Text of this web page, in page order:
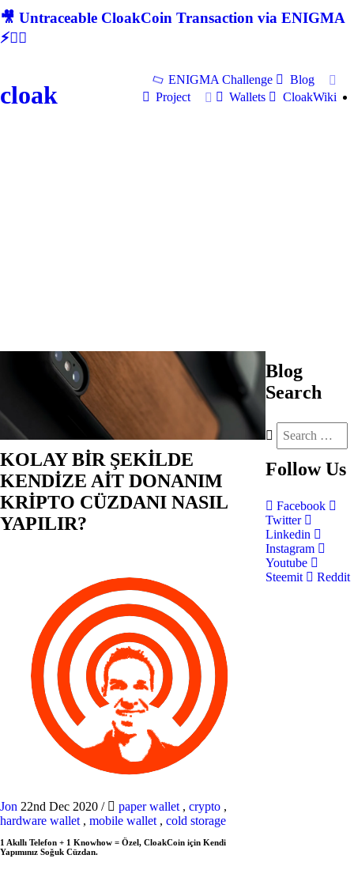
🎥 Untraceable CloakCoin Transaction via ENIGMA
⚡🕵‍♂
cloak
ENIGMA Challenge
Blog
Project
Wallets CloakWiki
KOLAY BİR ŞEKİLDE
KENDİZE AİT DONANIM
KRİPTO CÜZDANI NASIL
YAPILIR?
Jon 22nd Dec 2020 / paper wallet , crypto ,
hardware wallet , mobile wallet , cold storage
1 Akıllı Telefon + 1 Knowhow = Özel, CloakCoin için Kendi
Yapımınız Soğuk Cüzdan.
Blog
Search
Follow Us
Facebook
Twitter
Linkedin
Instagram
Youtube
Steemit
Reddit